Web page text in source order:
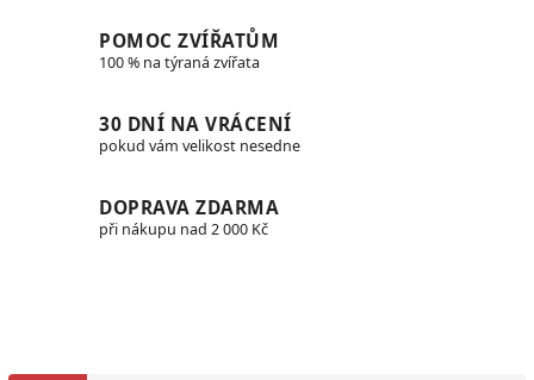
POMOC ZVÍŘATŮM
100 % na týraná zvířata
30 DNÍ NA VRÁCENÍ
pokud vám velikost nesedne
DOPRAVA ZDARMA
při nákupu nad 2 000 Kč